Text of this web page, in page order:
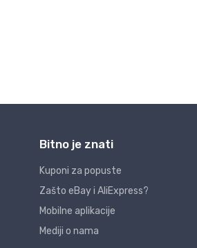
Bitno je znati
Kuponi za popuste
Zašto eBay i AliExpress?
Mobilne aplikacije
Mediji o nama